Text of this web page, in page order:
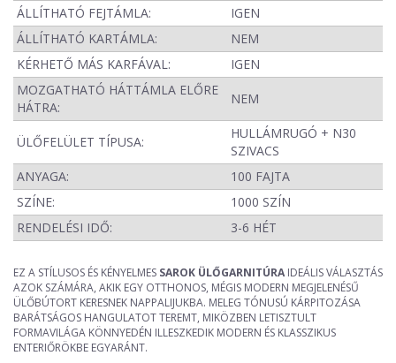
ÁLLÍTHATÓ FEJTÁMLA:
IGEN
ÁLLÍTHATÓ KARTÁMLA:
NEM
KÉRHETŐ MÁS KARFÁVAL:
IGEN
MOZGATHATÓ HÁTTÁMLA ELŐRE
HÁTRA:
NEM
ÜLŐFELÜLET TÍPUSA:
HULLÁMRUGÓ + N30
SZIVACS
ANYAGA:
100 FAJTA
SZÍNE:
1000 SZÍN
RENDELÉSI IDŐ:
3-6 HÉT
EZ A STÍLUSOS ÉS KÉNYELMES SAROK ÜLŐGARNITÚRA IDEÁLIS VÁLASZTÁS
AZOK SZÁMÁRA, AKIK EGY OTTHONOS, MÉGIS MODERN MEGJELENÉSŰ
ÜLŐBÚTORT KERESNEK NAPPALIJUKBA. MELEG TÓNUSÚ KÁRPITOZÁSA
BARÁTSÁGOS HANGULATOT TEREMT, MIKÖZBEN LETISZTULT
FORMAVILÁGA KÖNNYEDÉN ILLESZKEDIK MODERN ÉS KLASSZIKUS
ENTERIŐRÖKBE EGYARÁNT.